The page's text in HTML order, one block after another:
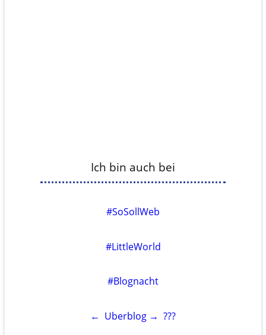
Ich bin auch bei
#SoSollWeb
#LittleWorld
#Blognacht
← Uberblog → ???